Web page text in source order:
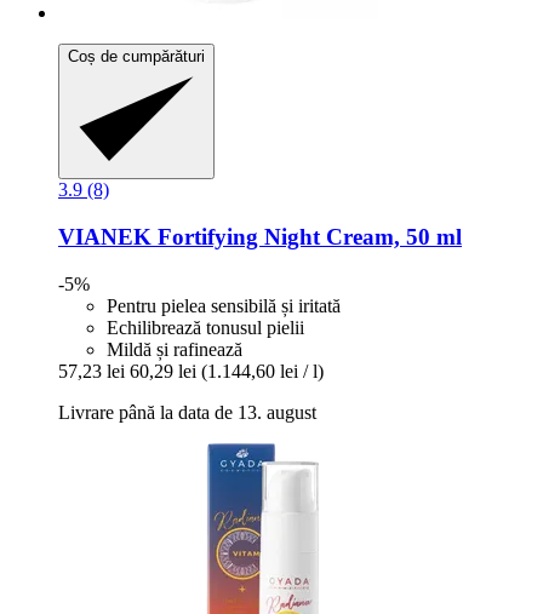
Coș de cumpărături
3.9 (8)
VIANEK Fortifying Night Cream, 50 ml
-5%
Pentru pielea sensibilă și iritată
Echilibrează tonusul pielii
Mildă și rafinează
57,23 lei 60,29 lei (1.144,60 lei / l)
Livrare până la data de 13. august